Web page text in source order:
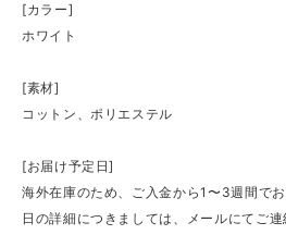
[カラー]
ホワイト
[素材]
コットン、ポリエステル
[お届け予定日]
海外在庫のため、ご入金から1〜3週間で
日の詳細につきましては、メールにてご連